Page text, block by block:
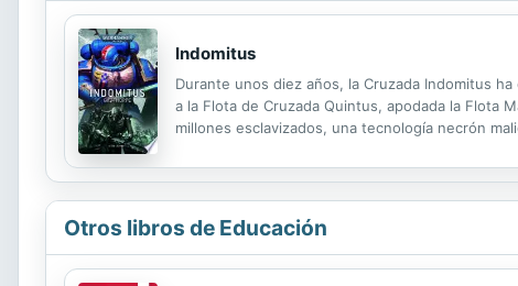
Indomitus
Durante unos diez años, la Cruzada Indomitus
a la Flota de Cruzada Quintus, apodada la Flota
millones esclavizados, una tecnología necrón
Otros libros de Educación